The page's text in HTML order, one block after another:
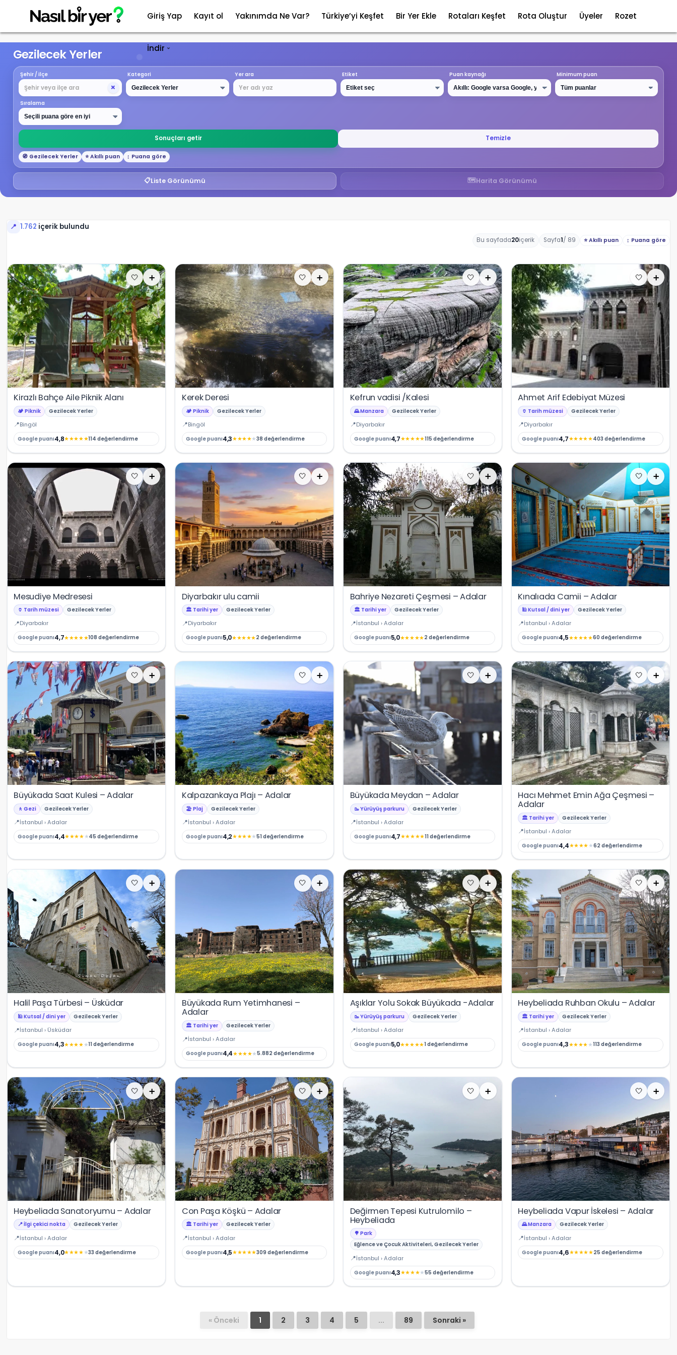
Giriş Yap Kayıt ol Yakınımda Ne Var? Türkiye’yi Keşfet Bir Yer Ekle Rotaları Keşfet Rota Oluştur Üyeler Rozet
İndir
Gezilecek Yerler
Şehir / ilçe
×
Kategori Yer ara Etiket Puan kaynağı Minimum puan
Sıralama
Sonuçları getir Temizle
🧭 Gezilecek Yerler ⭐ Akıllı puan ↕️ Puana göre
📋Liste Görünümü 🗺️Harita Görünümü
📍 1.762 içerik bulundu
Bu sayfada20içerik Sayfa1/ 89 ⭐ Akıllı puan ↕️ Puana göre
🤍 ➕
Kirazlı Bahçe Aile Piknik Alanı
🏕️ Piknik Gezilecek Yerler
Bingöl
Google puanı4,8★★★★★114 değerlendirme
🤍 ➕
Kerek Deresi
🏕️ Piknik Gezilecek Yerler
Bingöl
Google puanı4,3★★★★★38 değerlendirme
🤍 ➕
Kefrun vadisi /Kalesi
🌄 Manzara Gezilecek Yerler
Diyarbakır
Google puanı4,7★★★★★115 değerlendirme
🤍 ➕
Ahmet Arif Edebiyat Müzesi
🏺 Tarih müzesi Gezilecek Yerler
Diyarbakır
Google puanı4,7★★★★★403 değerlendirme
🤍 ➕
Mesudiye Medresesi
🏺 Tarih müzesi Gezilecek Yerler
Diyarbakır
Google puanı4,7★★★★★108 değerlendirme
🤍 ➕
Diyarbakır ulu camii
🏛️ Tarihi yer Gezilecek Yerler
Diyarbakır
Google puanı5,0★★★★★2 değerlendirme
🤍 ➕
Bahriye Nezareti Çeşmesi – Adalar
🏛️ Tarihi yer Gezilecek Yerler
İstanbul › Adalar
Google puanı5,0★★★★★2 değerlendirme
🤍 ➕
Kınalıada Camii – Adalar
🕌 Kutsal / dini yer Gezilecek Yerler
İstanbul › Adalar
Google puanı4,5★★★★★60 değerlendirme
🤍 ➕
Büyükada Saat Kulesi – Adalar
🚶 Gezi Gezilecek Yerler
İstanbul › Adalar
Google puanı4,4★★★★★45 değerlendirme
🤍 ➕
Kalpazankaya Plajı – Adalar
🏖️ Plaj Gezilecek Yerler
İstanbul › Adalar
Google puanı4,2★★★★★51 değerlendirme
🤍 ➕
Büyükada Meydan – Adalar
🥾 Yürüyüş parkuru Gezilecek Yerler
İstanbul › Adalar
Google puanı4,7★★★★★11 değerlendirme
🤍 ➕
Hacı Mehmet Emin Ağa Çeşmesi –
Adalar
🏛️ Tarihi yer Gezilecek Yerler
İstanbul › Adalar
Google puanı4,4★★★★★62 değerlendirme
🤍 ➕
Halil Paşa Türbesi – Üsküdar
🕌 Kutsal / dini yer Gezilecek Yerler
İstanbul › Üsküdar
Google puanı4,3★★★★★11 değerlendirme
🤍 ➕
Büyükada Rum Yetimhanesi –
Adalar
🏛️ Tarihi yer Gezilecek Yerler
İstanbul › Adalar
Google puanı4,4★★★★★5.882 değerlendirme
🤍 ➕
Aşıklar Yolu Sokak Büyükada -Adalar
🥾 Yürüyüş parkuru Gezilecek Yerler
İstanbul › Adalar
Google puanı5,0★★★★★1 değerlendirme
🤍 ➕
Heybeliada Ruhban Okulu – Adalar
🏛️ Tarihi yer Gezilecek Yerler
İstanbul › Adalar
Google puanı4,3★★★★★113 değerlendirme
🤍 ➕
Heybeliada Sanatoryumu – Adalar
📍 İlgi çekici nokta Gezilecek Yerler
İstanbul › Adalar
Google puanı4,0★★★★★33 değerlendirme
🤍 ➕
Con Paşa Köşkü – Adalar
🏛️ Tarihi yer Gezilecek Yerler
İstanbul › Adalar
Google puanı4,5★★★★★309 değerlendirme
🤍 ➕
Değirmen Tepesi Kutrulomilo –
Heybeliada
🌳 Park
Eğlence ve Çocuk Aktiviteleri, Gezilecek Yerler
İstanbul › Adalar
Google puanı4,3★★★★★55 değerlendirme
🤍 ➕
Heybeliada Vapur İskelesi – Adalar
🌄 Manzara Gezilecek Yerler
İstanbul › Adalar
Google puanı4,6★★★★★25 değerlendirme
« Önceki 1 2 3 4 5 ... 89 Sonraki »
NBY Akıllı Asistan
AI kullanmadan, sitedeki gerçek yerlerle akıllı rota
önerir.
Şehir / ilçe
🧭 Rehber ⭐ Popüler
🌿 Doğa 👨‍👩‍👧 Aile/Çocuk
🍽️ Lezzet